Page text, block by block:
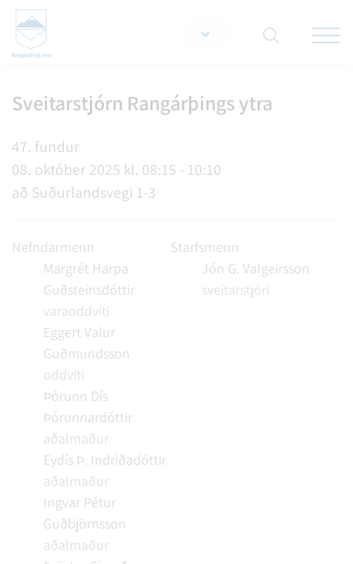
Sveitarstjórn Rangárþings ytra
47. fundur
08. október 2025 kl. 08:15 - 10:10
að Suðurlandsvegi 1-3
Nefndarmenn
Margrét Harpa
Guðsteinsdóttir
varaoddviti
Eggert Valur
Guðmundsson
oddviti
Þórunn Dís
Þórunnardóttir
aðalmaður
Eydís Þ. Indriðadóttir
aðalmaður
Ingvar Pétur
Guðbjörnsson
aðalmaður
Starfsmenn
Jón G. Valgeirsson
sveitarstjóri
Leita á vef